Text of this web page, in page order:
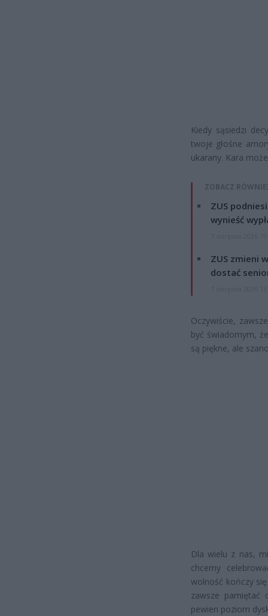
Kiedy sąsiedzi
twoje głośne
ukarany. Kara
ZOBACZ
ZUS
wynieść
ZUS zmieni
dostać
Oczywiście,
być świadomym,
są piękne, ale
Dla wielu z nas,
chcemy
wolność kończy
zawsze pamiętać
pewien poziom